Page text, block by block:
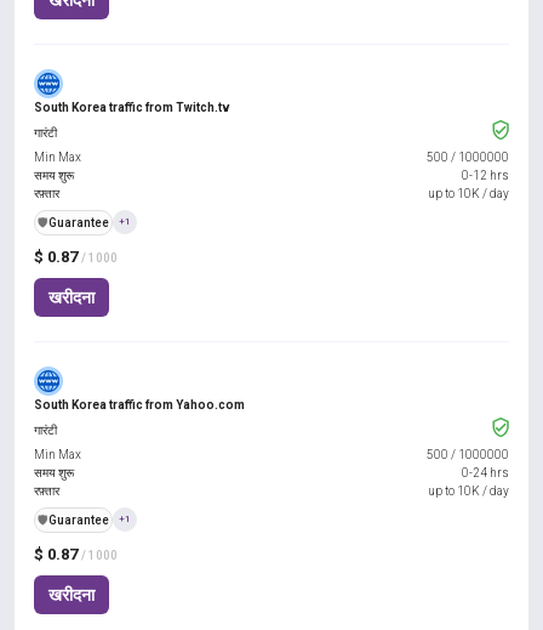
South Korea traffic from Twitch.tv
$ 0.87 / 1000
खरीदना
गारंटी
Min Max
500 / 1000000
समय शुरू
0-12 hrs
रफ़्तार
up to 10K / day
️🛡️Guarantee +1
South Korea traffic from Yahoo.com
$ 0.87 / 1000
खरीदना
गारंटी
Min Max
500 / 1000000
समय शुरू
0-24 hrs
रफ़्तार
up to 10K / day
️🛡️Guarantee +1